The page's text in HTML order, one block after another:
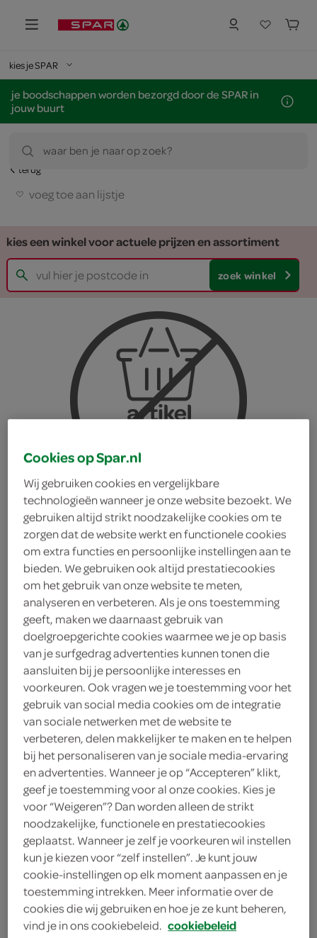
kies je SPAR
je boodschappen worden bezorgd door de SPAR in
jouw buurt
waar ben je naar op zoek?
terug
voeg toe aan lijstje
kies een winkel voor actuele prijzen en assortiment
zoek winkel
g'woon tussendoortje
appel
g'woon
15 Stuks
Let op: aanbiedingen zijn niet zichtbaar bij de
producten, maar worden wél automatisch
verwerkt in de winkelmand.
biscuit gevuld met rozijnen, krenten en appel
bestrooid met kaneelsuiker
g'woon een lekker tussendoortje
handig pet 3 verpakt
een fruitige smaak van appel
Cookies op Spar.nl
Wij gebruiken cookies en vergelijkbare
technologieën wanneer je onze website bezoekt. We
gebruiken altijd strikt noodzakelijke cookies om te
zorgen dat de website werkt en functionele cookies
om extra functies en persoonlijke instellingen aan te
bieden. We gebruiken ook altijd prestatiecookies
om het gebruik van onze website te meten,
analyseren en verbeteren. Als je ons toestemming
geeft, maken we daarnaast gebruik van
doelgroepgerichte cookies waarmee we je op basis
van je surfgedrag advertenties kunnen tonen die
aansluiten bij je persoonlijke interesses en
voorkeuren. Ook vragen we je toestemming voor het
gebruik van social media cookies om de integratie
van sociale netwerken met de website te
verbeteren, delen makkelijker te maken en te helpen
bij het personaliseren van je sociale media-ervaring
en advertenties. Wanneer je op “Accepteren” klikt,
geef je toestemming voor al onze cookies. Kies je
voor “Weigeren”? Dan worden alleen de strikt
noodzakelijke, functionele en prestatiecookies
geplaatst. Wanneer je zelf je voorkeuren wil instellen
kun je kiezen voor “zelf instellen”. Je kunt jouw
cookie-instellingen op elk moment aanpassen en je
toestemming intrekken. Meer informatie over de
cookies die wij gebruiken en hoe je ze kunt beheren,
vind je in ons cookiebeleid. cookiebeleid